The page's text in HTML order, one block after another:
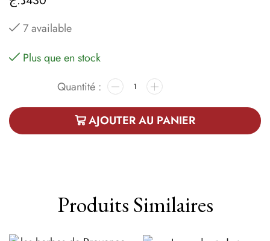
7 available
Plus que en stock
AJOUTER AU PANIER
Produits Similaires